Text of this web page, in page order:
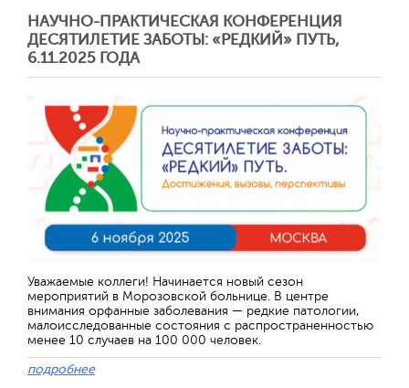
НАУЧНО-ПРАКТИЧЕСКАЯ КОНФЕРЕНЦИЯ
ДЕСЯТИЛЕТИЕ ЗАБОТЫ: «РЕДКИЙ» ПУТЬ,
6.11.2025 ГОДА
Уважаемые коллеги! Начинается новый сезон
мероприятий в Морозовской больнице. В центре
внимания орфанные заболевания — редкие патологии,
малоисследованные состояния с распространенностью
менее 10 случаев на 100 000 человек.
подробнее
Отправить